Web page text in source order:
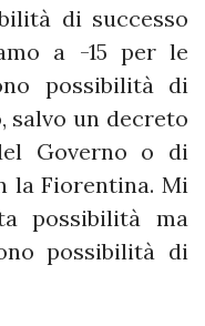
di successo
a -15 per le
possibilità di
salvo un decreto
Governo o di
la Fiorentina. Mi
possibilità ma
possibilità di